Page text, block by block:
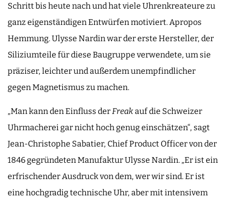
Schritt bis heute nach und hat viele Uhrenkreateure zu
ganz eigenständigen Entwürfen motiviert. Apropos
Hemmung. Ulysse Nardin war der erste Hersteller, der
Siliziumteile für diese Baugruppe verwendete, um sie
präziser, leichter und außerdem unempfindlicher
gegen Magnetismus zu machen.
„Man kann den Einfluss der Freakauf die Schweizer
Uhrmacherei gar nicht hoch genug einschätzen“, sagt
Jean-Christophe Sabatier, Chief Product Officer von der
1846 gegründeten Manufaktur Ulysse Nardin. „Er ist ein
erfrischender Ausdruck von dem, wer wir sind. Er ist
eine hochgradig technische Uhr, aber mit intensivem